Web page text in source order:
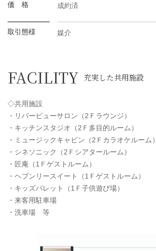
価 格 成約済
取引態様 媒介
FACILITY 充実した共用施設
◇共用施設
・リバービューサロン（2Ｆラウンジ）
・キッチンスタジオ（2Ｆ多目的ルーム）
・ミュージックキャビン（2Ｆカラオケルーム）
・シネソニック（2Ｆシアタールーム）
・匠庵（1Ｆゲストルーム）
・ヘブンリースイート（1Ｆゲストルーム）
・キッズパレット（1Ｆ子供遊び場）
・来客用駐車場
・洗車場 等